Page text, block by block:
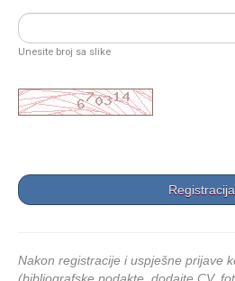
Unesite broj sa slike
Nakon registracije i uspješne prijave